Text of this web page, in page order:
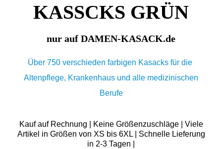
KASSCKS GRÜN
nur auf DAMEN-KASACK.de
Über 750 verschieden farbigen Kasacks für die
Altenpflege, Krankenhaus und alle medizinischen
Berufe
Kauf auf Rechnung | Keine Größenzuschläge | Viele
Artikel in Größen von XS bis 6XL | Schnelle Lieferung
in 2-3 Tagen |